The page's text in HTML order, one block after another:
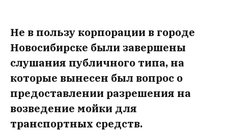
Не в пользу корпорации в городе
Новосибирске были завершены
слушания публичного типа, на
которые вынесен был вопрос о
предоставлении разрешения на
возведение мойки для
транспортных средств.